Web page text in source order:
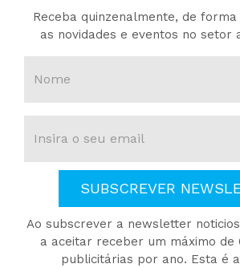
Receba quinzenalmente, de
as novidades e eventos no setor
SUBSCREVER
Ao subscrever a newsletter
a aceitar receber um máximo de
publicitárias por ano. Esta é